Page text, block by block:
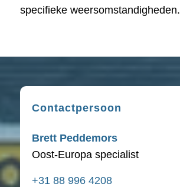
specifieke weersomstandigheden.
Contactpersoon
Brett Peddemors
Oost-Europa specialist
+31 88 996 4208